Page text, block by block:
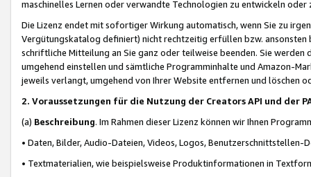
maschinelles Lernen oder verwandte Technologien zu entwickeln
Die Lizenz endet mit sofortiger Wirkung automatisch, wenn Sie zu
Vergütungskatalog definiert) nicht rechtzeitig erfüllen bzw. ansonsten
schriftliche Mitteilung an Sie ganz oder teilweise beenden. Sie werden
umgehend einstellen und sämtliche Programminhalte und Amazon-
jeweils verlangt, umgehend von Ihrer Website entfernen und löschen
2. Voraussetzungen für die Nutzung der Creators API und der
(a) Beschreibung. Im Rahmen dieser Lizenz können wir Ihnen
• Daten, Bilder, Audio-Dateien, Videos, Logos, Benutzerschnittstellen-
• Textmaterialien, wie beispielsweise Produktinformationen in